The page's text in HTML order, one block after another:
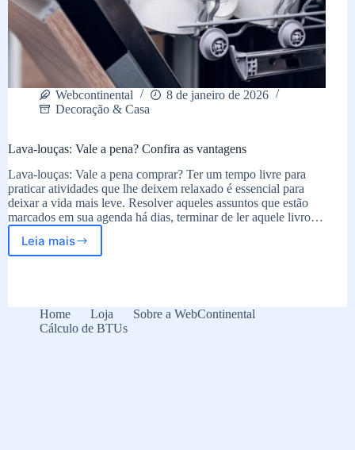
Webcontinental
8 de janeiro de 2026
Decoração & Casa
Lava-louças: Vale a pena? Confira as vantagens
Lava-louças: Vale a pena comprar? Ter um tempo livre para
praticar atividades que lhe deixem relaxado é essencial para
deixar a vida mais leve. Resolver aqueles assuntos que estão
marcados em sua agenda há dias, terminar de ler aquele livro…
Leia mais
Lava-
Confira
as
Home Loja
Sobre a WebContinental
Cálculo de BTUs